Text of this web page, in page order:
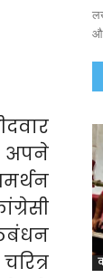
अपने